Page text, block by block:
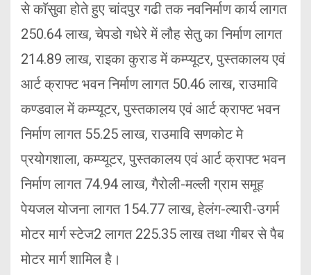
से काॅसुवा होते हुए चांदपुर गढी तक नवनिर्माण कार्य लागत
250.64 लाख, चेपडो गधेरे में लौह सेतु का निर्माण लागत
214.89 लाख, राइका कुराड में कम्प्यूटर, पुस्तकालय एवं
आर्ट क्राफ्ट भवन निर्माण लागत 50.46 लाख, राउमावि
कण्डवाल में कम्प्यूटर, पुस्तकालय एवं आर्ट क्राफ्ट भवन
निर्माण लागत 55.25 लाख, राउमावि सणकोट मे
प्रयोगशाला, कम्प्यूटर, पुस्तकालय एवं आर्ट क्राफ्ट भवन
निर्माण लागत 74.94 लाख, गैरोली-मल्ली ग्राम समूह
पेयजल योजना लागत 154.77 लाख, हेलंग-ल्यारी-उगर्म
मोटर मार्ग स्टेज2 लागत 225.35 लाख तथा गीबर से पैब
मोटर मार्ग शामिल है।